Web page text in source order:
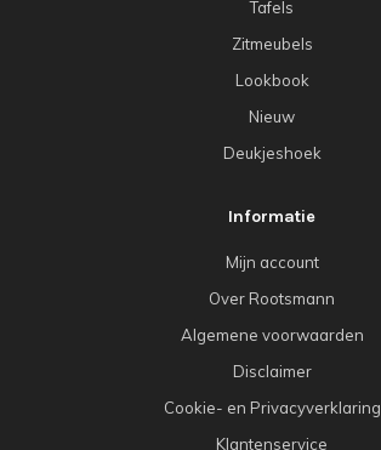
Tafels
Zitmeubels
Lookbook
Nieuw
Deukjeshoek
Informatie
Mijn account
Over Rootsmann
Algemene voorwaarden
Disclaimer
Cookie- en Privacyverklaring
Klantenservice